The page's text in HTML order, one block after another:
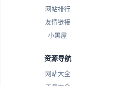
网站排行
友情链接
小黑屋
资源导航
网站大全